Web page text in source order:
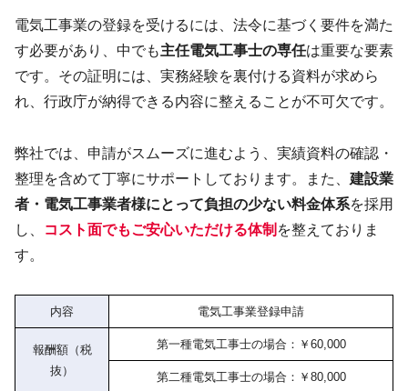
電気工事業の登録を受けるには、法令に基づく要件を満た
す必要があり、中でも主任電気工事士の専任は重要な要素
です。その証明には、実務経験を裏付ける資料が求めら
れ、行政庁が納得できる内容に整えることが不可欠です。
弊社では、申請がスムーズに進むよう、実績資料の確認・
整理を含めて丁寧にサポートしております。また、 建設業
者・電気工事業者様にとって負担の少ない料金体系を採用
し、
コスト面でもご安心いただける体制 を整えておりま
す。
内容 電気工事業登録申請
報酬額（税
抜）
第一種電気工事士の場合：￥60,000
第二種電気工事士の場合：￥80,000